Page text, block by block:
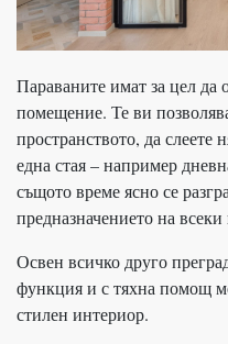
Параваните имат за цел да
помещение. Те ви
пространството, да
една стая – например
същото време ясно се
предназначението на
Освен всичко друго
функция и с тяхна помощ
стилен интериор.